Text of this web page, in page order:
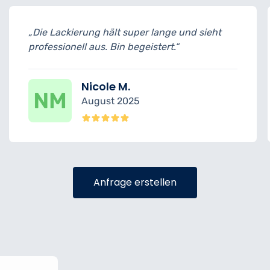
und sieht
„Die Fußmassage nach der
ein Highlight. Gerne wieder.“
Anfrage erstellen